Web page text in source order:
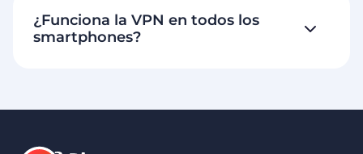
¿Funciona la VPN en todos los
smartphones?